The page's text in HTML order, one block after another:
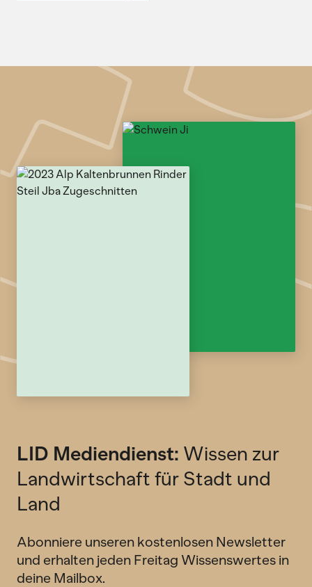
LID Mediendienst: Wissen zur
Landwirtschaft für Stadt und
Land
Abonniere unseren kostenlosen Newsletter
und erhalten jeden Freitag Wissenswertes in
deine Mailbox.